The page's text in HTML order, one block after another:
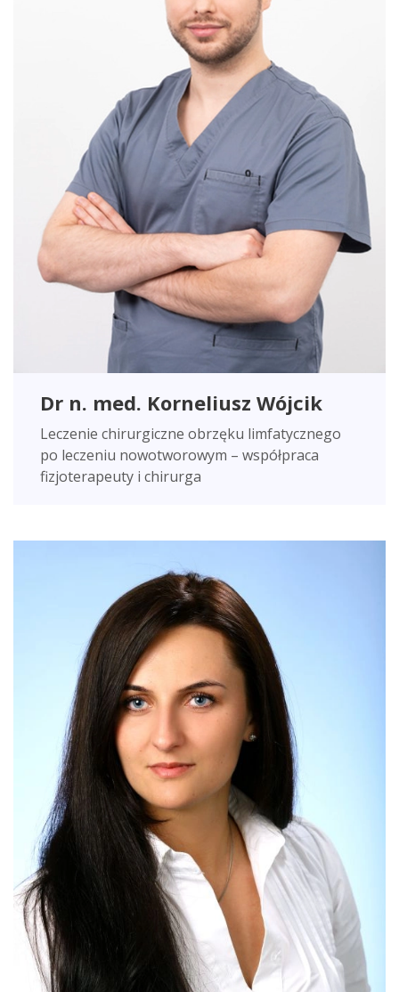
Dr n. med. Korneliusz Wójcik
Leczenie chirurgiczne obrzęku limfatycznego
po leczeniu nowotworowym – współpraca
fizjoterapeuty i chirurga